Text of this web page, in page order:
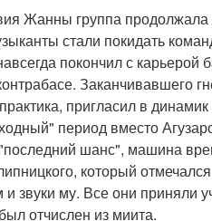
Жанны группа
стали покидать
покончил с
Заканчивавшего
пригласил в
период вместо
шанс", машина
который
звуки му. Все они приняли
отчислен из миита.